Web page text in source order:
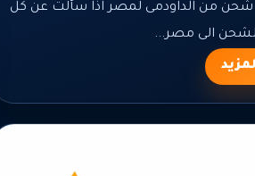
من الداودمى لمصر اذا سألت عن كل
الى مصر...